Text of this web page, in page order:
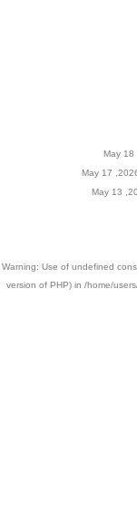
May 18
May 17
May 13
Warning: Use of undefined
version of PHP) in /home/